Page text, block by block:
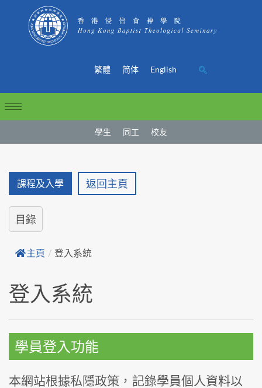
繁體 简体 English
學生 同工 校友
課程及入學 返回主頁
目錄
主頁 / 登入系統
登入系統
學員登入功能
本網站根據私隱政策，記錄學員個人資料以